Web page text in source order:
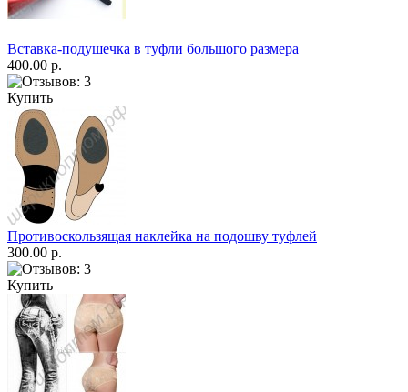
Вставка-подушечка в туфли большого размера
400.00 р.
Купить
Противоскользящая наклейка на подошву туфлей
300.00 р.
Купить